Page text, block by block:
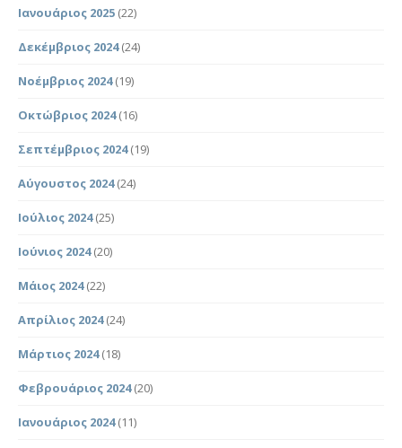
Ιανουάριος 2025 (22)
Δεκέμβριος 2024(24)
Νοέμβριος 2024(19)
Οκτώβριος 2024(16)
Σεπτέμβριος 2024(19)
Αύγουστος 2024(24)
Ιούλιος 2024(25)
Ιούνιος 2024(20)
Μάιος 2024(22)
Απρίλιος 2024(24)
Μάρτιος 2024(18)
Φεβρουάριος 2024(20)
Ιανουάριος 2024(11)